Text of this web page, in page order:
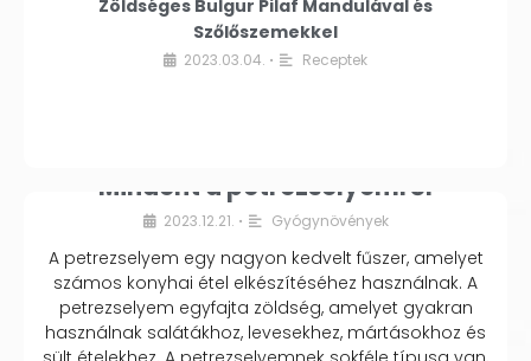
Zöldséges Bulgur Pilaf Mandulával és
Szőlőszemekkel
2023.03.04. • Receptek
Mindent a petrezselyemről
2023.12.21. • Gyógynövények
A petrezselyem egy nagyon kedvelt fűszer, amelyet
számos konyhai étel elkészítéséhez használnak. A
petrezselyem egyfajta zöldség, amelyet gyakran
használnak salátákhoz, levesekhez, mártásokhoz és